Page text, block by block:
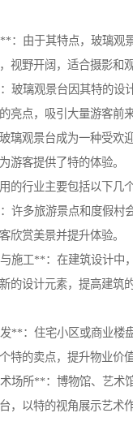
：由于其特点，玻璃观
视野开阔，适合摄影和观
玻璃观景台因其特的设
亮点，吸引大量游客前来
璃观景台成为一种受欢
游客提供了特的体验。
的行业主要包括以下几个
许多旅游景点和度假村
欣赏美景并提升体验。
施工**：在建筑设计中
的设计元素，提高建筑
**：住宅小区或商业楼
特的卖点，提升物业价值
场所**：博物馆、艺术
，以特的视角展示艺术